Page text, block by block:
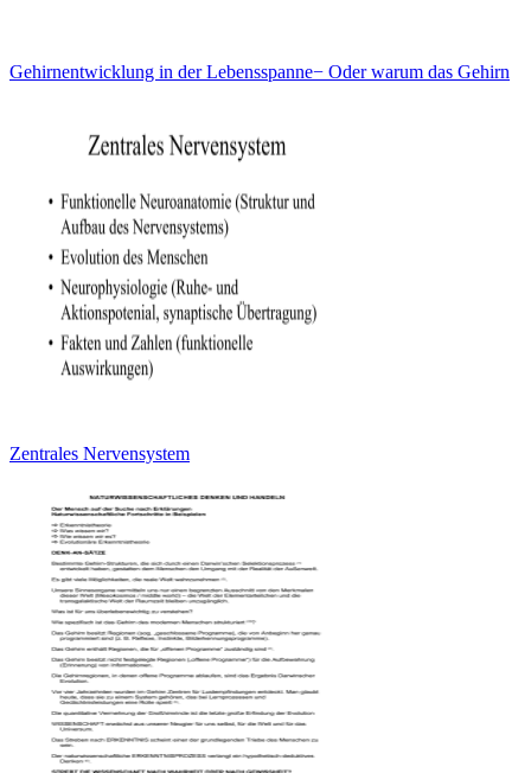
Gehirnentwicklung in der Lebensspanne− Oder warum das Gehirn
Zentrales Nervensystem